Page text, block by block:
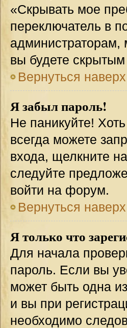
«Скрывать мое
переключатель в
администраторам,
вы будете
Вернуться наверх
Я забыл пароль!
Не паникуйте!
всегда можете
входа, щелкните
следуйте
войти на форум.
Вернуться наверх
Я только что
Для начала
пароль. Если вы
может быть одна
и вы при
необходимо